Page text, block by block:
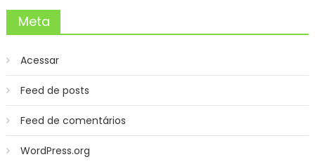
Meta
Acessar
Feed de posts
Feed de comentários
WordPress.org